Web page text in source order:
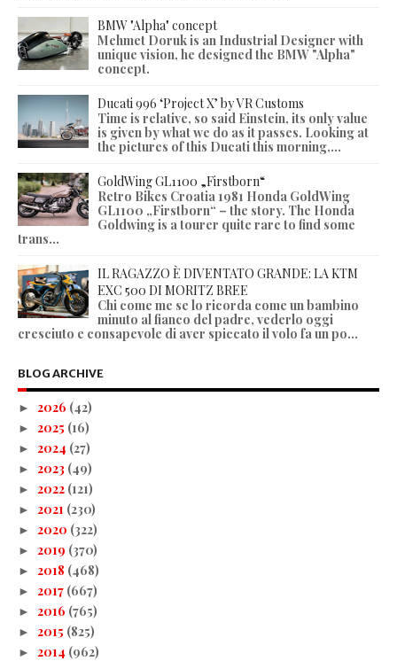
BMW "Alpha" concept
Mehmet Doruk is an Industrial Designer with
unique vision, he designed the BMW "Alpha"
concept.
Ducati 996 ‘Project X’ by VR Customs
Time is relative, so said Einstein, its only value
is given by what we do as it passes. Looking at
the pictures of this Ducati this morning,...
GoldWing GL1100 „Firstborn“
Retro Bikes Croatia 1981 Honda GoldWing
GL1100 „Firstborn“ – the story. The Honda
Goldwing is a tourer quite rare to find some
trans...
IL RAGAZZO È DIVENTATO GRANDE: LA KTM
EXC 500 DI MORITZ BREE
Chi come me se lo ricorda come un bambino
minuto al fianco del padre, vederlo oggi
cresciuto e consapevole di aver spiccato il volo fa un po...
BLOG ARCHIVE
► 2026 (42)
► 2025 (16)
► 2024 (27)
► 2023 (49)
► 2022 (121)
► 2021 (230)
► 2020 (322)
► 2019 (370)
► 2018 (468)
► 2017 (667)
► 2016 (765)
► 2015 (825)
► 2014 (962)